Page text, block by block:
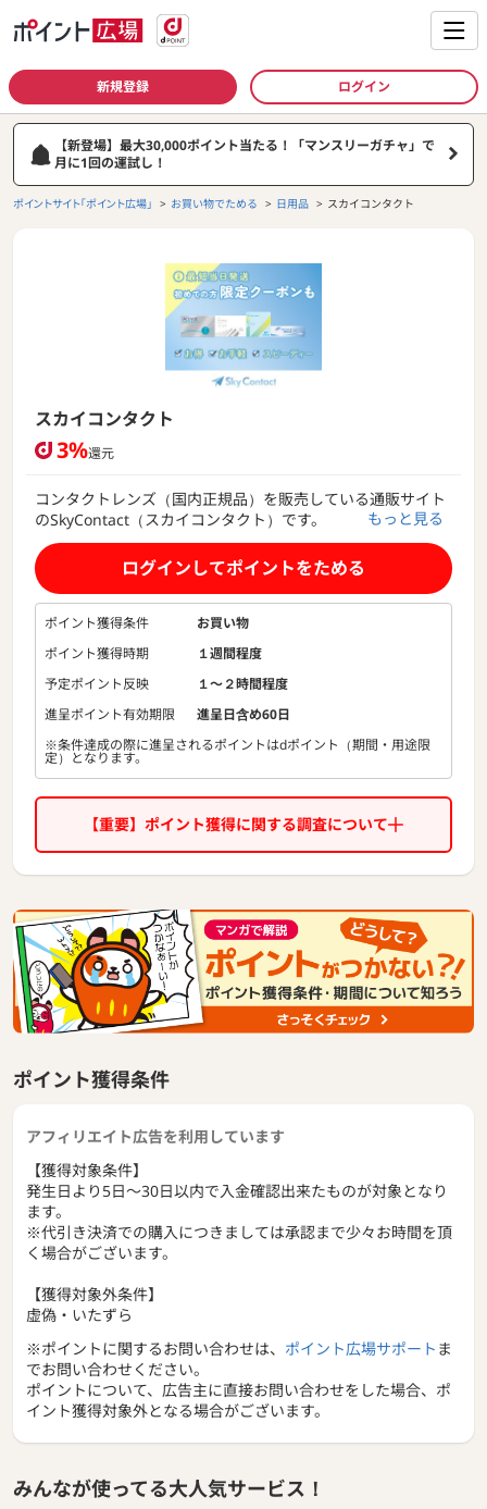
新規登録 ログイン
【新登場】最大30,000ポイント当たる！「マンスリーガチャ」で
月に1回の運試し！
ポイントサイト「ポイント広場」 お買い物でためる 日用品 スカイコンタクト
スカイコンタクト
3%還元
コンタクトレンズ（国内正規品）を販売している通販サイト
のSkyContact（スカイコンタクト）です。
ジョンソン・エンド・ジョンソン、ボシュロム、日本アルコ
ンなど、
眼科でお取り扱いのある商品を種類豊富に販売しており、
カラーコンタクトレンズ、ケア用品なども充実しておりま
す。
もっと見る
ログインしてポイントをためる
ポイント獲得条件
お買い物
ポイント獲得時期
１週間程度
予定ポイント反映
１〜２時間程度
進呈ポイント有効期限
進呈日含め60日
※条件達成の際に進呈されるポイントはdポイント（期間・用途限
定）となります。
【重要】ポイント獲得に関する調査について
ポイント獲得条件
アフィリエイト広告を利用しています
【獲得対象条件】
発生日より5日〜30日以内で入金確認出来たものが対象となり
ます。
※代引き決済での購入につきましては承認まで少々お時間を頂
く場合がございます。
【獲得対象外条件】
虚偽・いたずら
※ポイントに関するお問い合わせは、 ポイント広場サポート ま
でお問い合わせください。
ポイントについて、広告主に直接お問い合わせをした場合、ポ
イント獲得対象外となる場合がございます。
みんなが使ってる大人気サービス！